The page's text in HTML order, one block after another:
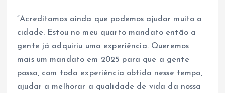
“Acreditamos ainda que podemos ajudar muito a
cidade. Estou no meu quarto mandato então a
gente já adquiriu uma experiência. Queremos
mais um mandato em 2025 para que a gente
possa, com toda experiência obtida nesse tempo,
ajudar a melhorar a qualidade de vida da nossa